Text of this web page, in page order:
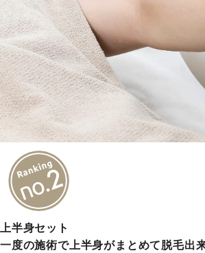
上半身セット
一度の施術で上半身がまとめて脱毛出